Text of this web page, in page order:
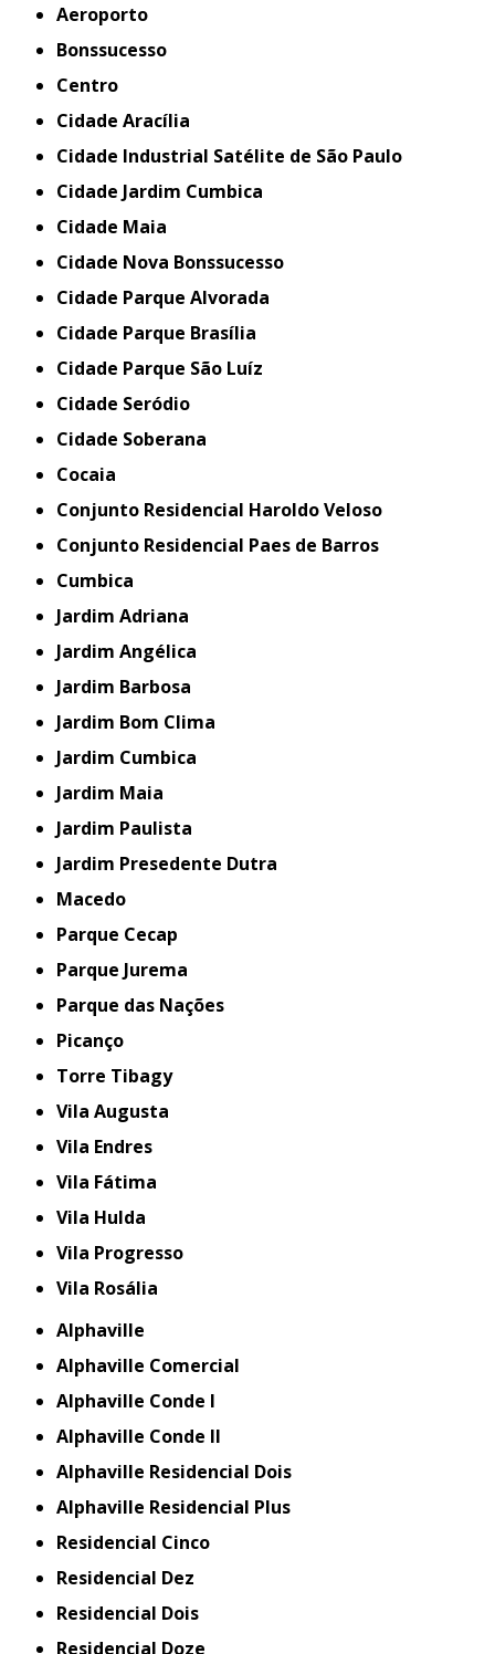
Aeroporto
Bonssucesso
Centro
Cidade Aracília
Cidade Industrial Satélite de São Paulo
Cidade Jardim Cumbica
Cidade Maia
Cidade Nova Bonssucesso
Cidade Parque Alvorada
Cidade Parque Brasília
Cidade Parque São Luíz
Cidade Seródio
Cidade Soberana
Cocaia
Conjunto Residencial Haroldo Veloso
Conjunto Residencial Paes de Barros
Cumbica
Jardim Adriana
Jardim Angélica
Jardim Barbosa
Jardim Bom Clima
Jardim Cumbica
Jardim Maia
Jardim Paulista
Jardim Presedente Dutra
Macedo
Parque Cecap
Parque Jurema
Parque das Nações
Picanço
Torre Tibagy
Vila Augusta
Vila Endres
Vila Fátima
Vila Hulda
Vila Progresso
Vila Rosália
Alphaville
Alphaville Comercial
Alphaville Conde I
Alphaville Conde II
Alphaville Residencial Dois
Alphaville Residencial Plus
Residencial Cinco
Residencial Dez
Residencial Dois
Residencial Doze